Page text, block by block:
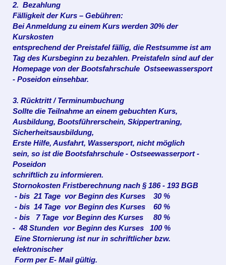
2. Bezahlung
Fälligkeit der Kurs – Gebühren:
Bei Anmeldung zu einem Kurs werden 30% der
Kurskosten
entsprechend der Preistafel fällig, die Restsumme ist am
Tag des Kursbeginn zu bezahlen. Preistafeln sind auf der
Homepage von der Bootsfahrschule Ostseewassersport
- Poseidon einsehbar.
3. Rücktritt / Terminumbuchung
Sollte die Teilnahme an einem gebuchten Kurs,
Ausbildung, Bootsführerschein, Skippertraning,
Sicherheitsausbildung,
Erste Hilfe, Ausfahrt, Wassersport, nicht möglich
sein, so ist die Bootsfahrschule - Ostseewasserport -
Poseidon
schriftlich zu informieren.
Stornokosten Fristberechnung nach § 186 - 193 BGB
- bis 21 Tage vor Beginn des Kurses 30 %
- bis 14 Tage vor Beginn des Kurses 60 %
- bis 7 Tage vor Beginn des Kurses 80 %
- 48 Stunden vor Beginn des Kurses 100 %
Eine Stornierung ist nur in schriftlicher bzw.
elektronischer
Form per E- Mail gültig.